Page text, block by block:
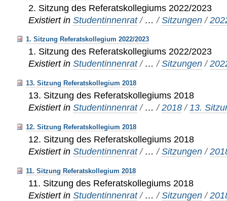
2. Sitzung des Referatskollegiums 2022/2023
Existiert in Studentinnenrat / …/Sitzungen /
1. Sitzung Referatskollegium 2022/2023
1. Sitzung des Referatskollegiums 2022/2023
Existiert in Studentinnenrat / …/Sitzungen /
13. Sitzung Referatskollegium 2018
13. Sitzung des Referatskollegiums 2018
Existiert in Studentinnenrat / …/2018 /13.
12. Sitzung Referatskollegium 2018
12. Sitzung des Referatskollegiums 2018
Existiert in Studentinnenrat / …/Sitzungen /
11. Sitzung Referatskollegium 2018
11. Sitzung des Referatskollegiums 2018
Existiert in Studentinnenrat / …/Sitzungen /